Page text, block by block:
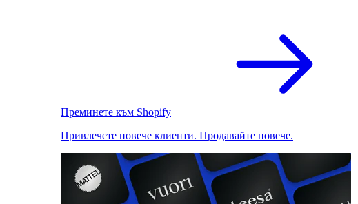
Преминете към Shopify
Привлечете повече клиенти. Продавайте повече.